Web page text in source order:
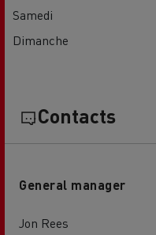
Samedi
Dimanche
Contacts
General manager
Jon Rees